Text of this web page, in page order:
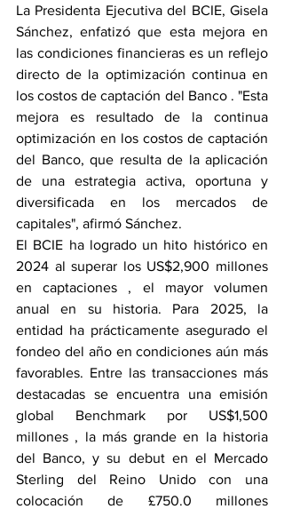
La Presidenta Ejecutiva del BCIE, Gisela
Sánchez, enfatizó que esta mejora en
las condiciones financieras es un reflejo
directo de la optimización continua en
los costos de captación del Banco . "Esta
mejora es resultado de la continua
optimización en los costos de captación
del Banco, que resulta de la aplicación
de una estrategia activa, oportuna y
diversificada en los mercados de
capitales", afirmó Sánchez.
El BCIE ha logrado un hito histórico en
2024 al superar los US$2,900 millones
en captaciones , el mayor volumen
anual en su historia. Para 2025, la
entidad ha prácticamente asegurado el
fondeo del año en condiciones aún más
favorables. Entre las transacciones más
destacadas se encuentra una emisión
global Benchmark por US$1,500
millones , la más grande en la historia
del Banco, y su debut en el Mercado
Sterling del Reino Unido con una
colocación de £750.0 millones